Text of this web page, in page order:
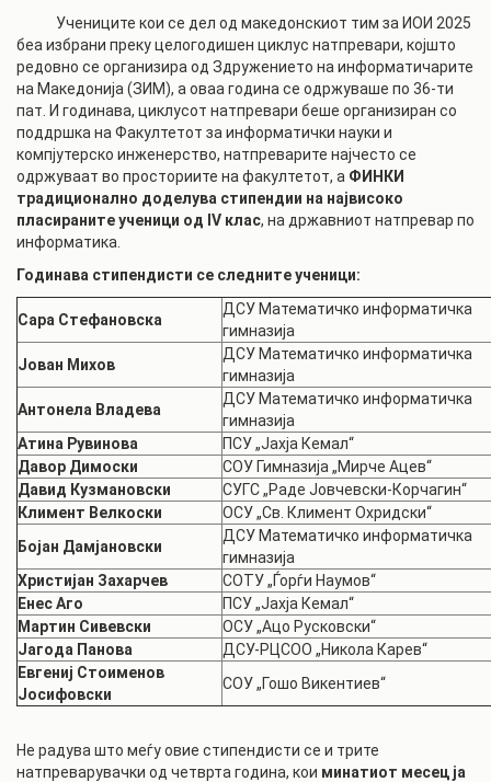
Учениците кои се дел од македонскиот тим за ИОИ 2025
беа избрани преку целогодишен циклус натпревари, којшто
редовно се организира од Здружението на информатичарите
на Македонија (ЗИМ), а оваа година се одржуваше по 36-ти
пат. И годинава, циклусот натпревари беше организиран со
поддршка на Факултетот за информатички науки и
компјутерско инженерство, натпреварите најчесто се
одржуваат во просториите на факултетот, а ФИНКИ
традиционално доделува стипендии на највисоко
пласираните ученици од IV клас, на државниот натпревар по
информатика.
Годинава стипендисти се следните ученици:
Сара Стефановска
ДСУ Математичко информатичка
гимназија
Јован Михов
ДСУ Математичко информатичка
гимназија
Антонела Владева
ДСУ Математичко информатичка
гимназија
Атина Рувинова
ПСУ „Јахја Кемал“
Давор Димоски
СОУ Гимназија „Мирче Ацев“
Давид Кузмановски
СУГС „Раде Јовчевски-Корчагин“
Климент Велкоски
ОСУ „Св. Климент Охридски“
Бојан Дамјановски
ДСУ Математичко информатичка
гимназија
Христијан Захарчев
СОТУ „Ѓорѓи Наумов“
Енес Аго
ПСУ „Јахја Кемал“
Мартин Сивевски
ОСУ „Ацо Русковски“
Јагода Панова
ДСУ-РЦСОО „Никола Карев“
Евгениј Стоименов
Јосифовски
СОУ „Гошо Викентиев“
Не радува што меѓу овие стипендисти се и трите
натпреварувачки од четврта година, кои минатиот месец ја